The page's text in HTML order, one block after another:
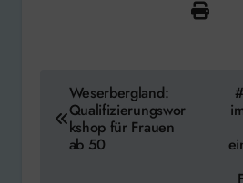
Beitragsnavigation
Weserbergland:
Qualifizierungswor
kshop für Frauen
ab 50